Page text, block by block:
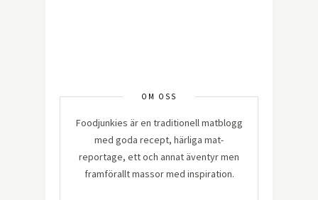
OM OSS
Foodjunkies är en traditionell matblogg
med goda recept, härliga mat-
reportage, ett och annat äventyr men
framförallt massor med inspiration.